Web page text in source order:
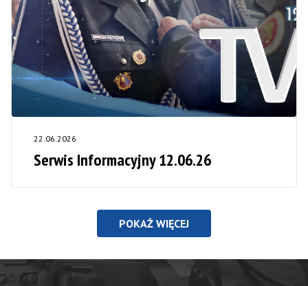
22.06.2026
Serwis Informacyjny 12.06.26
POKAŻ WIĘCEJ